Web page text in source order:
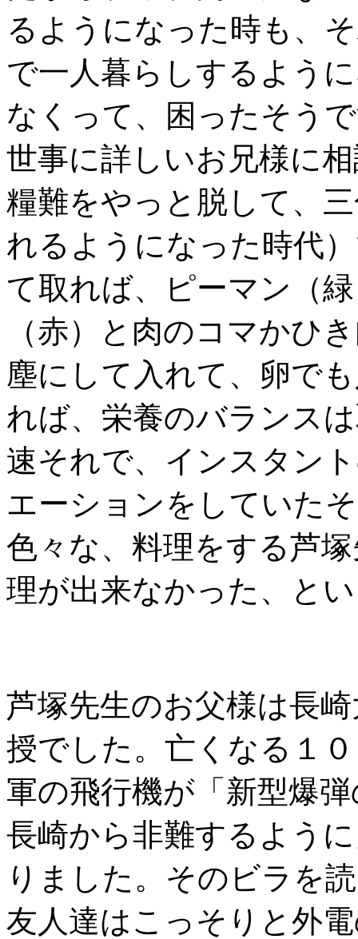
るようになった時も、
で一人暮らしするよう
なくって、困ったそう
世事に詳しいお兄様に
糧難をやっと脱して、
れるようになった時代
て取れば、ピーマン（
（赤）と肉のコマかひ
塵にして入れて、卵で
れば、栄養のバランス
速それで、インスタン
エーションをしていた
色々な、料理をする芦
理が出来なかった、と
芦塚先生のお父様は長
授でした。亡くなる１
軍の飛行機が「新型爆
長崎から非難するよう
りました。そのビラを
友人達はこっそりと外